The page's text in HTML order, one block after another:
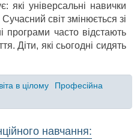
які універсальні навички
світ змінюється зі
програми часто відстають
Діти, які сьогодні сидять
в цілому
Професійна
навчання: